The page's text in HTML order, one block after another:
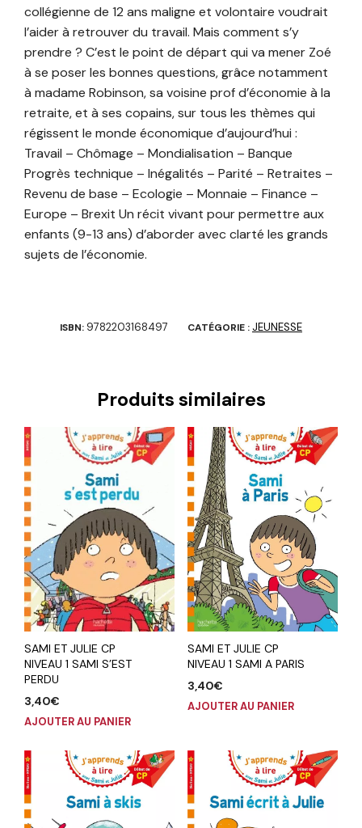
collégienne de 12 ans maligne et volontaire voudrait
l’aider à retrouver du travail. Mais comment s’y
prendre ? C’est le point de départ qui va mener Zoé
à se poser les bonnes questions, grâce notamment
à madame Robinson, sa voisine prof d’économie à la
retraite, et à ses copains, sur tous les thèmes qui
régissent le monde économique d’aujourd’hui :
Travail – Chômage – Mondialisation – Banque
Progrès technique – Inégalités – Parité – Retraites –
Revenu de base – Ecologie – Monnaie – Finance –
Europe – Brexit Un récit vivant pour permettre aux
enfants (9-13 ans) d’aborder avec clarté les grands
sujets de l’économie.
ISBN: 9782203168497 CATÉGORIE : JEUNESSE
Produits similaires
SAMI ET JULIE CP
NIVEAU 1 SAMI S’EST
PERDU
3,40€
AJOUTER AU PANIER
SAMI ET JULIE CP
NIVEAU 1 SAMI A PARIS
3,40€
AJOUTER AU PANIER